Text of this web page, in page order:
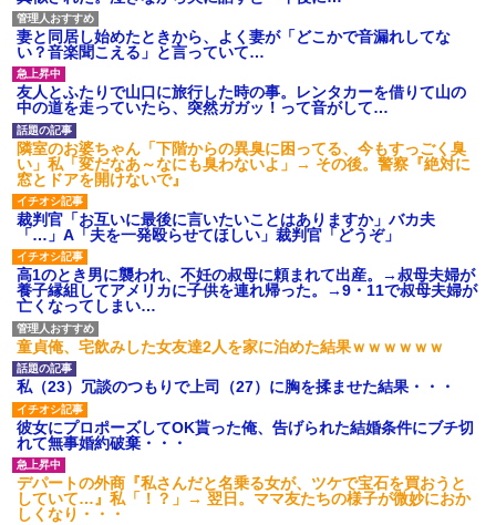
妻と同居し始めたときから、よく妻が「どこかで音漏れしてな
い？音楽聞こえる」と言っていて…
友人とふたりで山口に旅行した時の事。レンタカーを借りて山の
中の道を走っていたら、突然ガガッ！って音がして…
隣室のお婆ちゃん「下階からの異臭に困ってる、今もすっごく臭
い」私「変だなあ～なにも臭わないよ」→ その後。警察『絶対に
窓とドアを開けないで』
裁判官「お互いに最後に言いたいことはありますか」バカ夫
「…」A「夫を一発殴らせてほしい」裁判官「どうぞ」
高1のとき男に襲われ、不妊の叔母に頼まれて出産。→叔母夫婦が
養子縁組してアメリカに子供を連れ帰った。→9・11で叔母夫婦が
亡くなってしまい…
童貞俺、宅飲みした女友達2人を家に泊めた結果ｗｗｗｗｗｗ
私（23）冗談のつもりで上司（27）に胸を揉ませた結果・・・
彼女にプロポーズしてOK貰った俺、告げられた結婚条件にブチ切
れて無事婚約破棄・・・
デパートの外商『私さんだと名乗る女が、ツケで宝石を買おうと
していて…』私「！？」→ 翌日。ママ友たちの様子が微妙におか
しくなり・・・